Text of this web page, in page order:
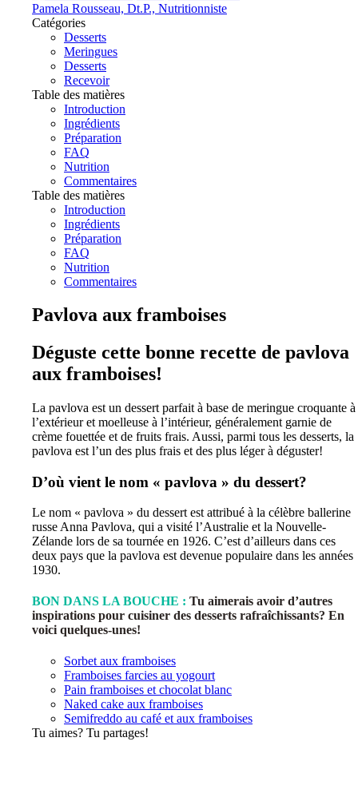
Pamela Rousseau, Dt.P., Nutritionniste
Catégories
Desserts
Meringues
Desserts
Recevoir
Table des matières
Introduction
Ingrédients
Préparation
FAQ
Nutrition
Commentaires
Table des matières
Introduction
Ingrédients
Préparation
FAQ
Nutrition
Commentaires
Pavlova aux framboises
Déguste cette bonne recette de pavlova
aux framboises!
La pavlova est un dessert parfait à base de meringue croquante à
l’extérieur et moelleuse à l’intérieur, généralement garnie de
crème fouettée et de fruits frais. Aussi, parmi tous les desserts, la
pavlova est l’un des plus frais et des plus léger à déguster!
D’où vient le nom « pavlova » du dessert?
Le nom « pavlova » du dessert est attribué à la célèbre ballerine
russe Anna Pavlova, qui a visité l’Australie et la Nouvelle-
Zélande lors de sa tournée en 1926. C’est d’ailleurs dans ces
deux pays que la pavlova est devenue populaire dans les années
1930.
BON DANS LA BOUCHE : Tu aimerais avoir d’autres
inspirations pour cuisiner des desserts rafraîchissants? En
voici quelques-unes!
Sorbet aux framboises
Framboises farcies au yogourt
Pain framboises et chocolat blanc
Naked cake aux framboises
Semifreddo au café et aux framboises
Tu aimes? Tu partages!